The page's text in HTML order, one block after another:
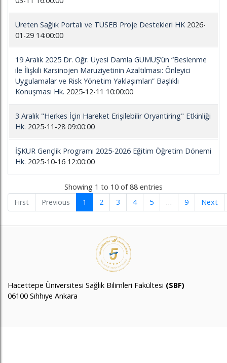
Üreten Sağlık Portalı ve TÜSEB Proje Destekleri HK 2026-
01-29 14:00:00
19 Aralık 2025 Dr. Öğr. Üyesi Damla GÜMÜŞ’ün “Beslenme
ile İlişkili Karsinojen Maruziyetinin Azaltılması: Önleyici
Uygulamalar ve Risk Yönetim Yaklaşımları” Başlıklı
Konuşması Hk. 2025-12-11 10:00:00
3 Aralık "Herkes İçin Hareket Erişilebilir Oryantiring" Etkinliği
Hk. 2025-11-28 09:00:00
İŞKUR Gençlik Programı 2025-2026 Eğitim Öğretim Dönemi
Hk. 2025-10-16 12:00:00
Showing 1 to 10 of 88 entries
First
Previous 1 2 3 4 5 … 9 Next
Hacettepe Üniversitesi Sağlık Bilimleri Fakültesi (SBF)
06100 Sıhhıye Ankara